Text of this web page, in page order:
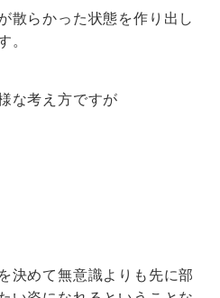
散らかった状態を作り出し
。
な考え方ですが
決めて無意識よりも先に部